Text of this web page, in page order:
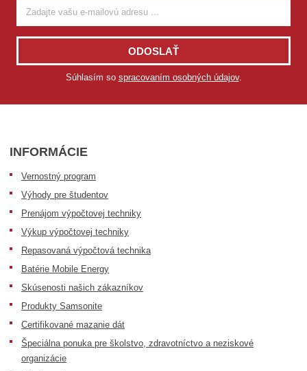
ODOSLAŤ
Súhlasím so spracovaním osobných údajov.
INFORMÁCIE
Vernostný program
Výhody pre študentov
Prenájom výpočtovej techniky
Výkup výpočtovej techniky
Repasovaná výpočtová technika
Batérie Mobile Energy
Skúsenosti našich zákazníkov
Produkty Samsonite
Certifikované mazanie dát
Špeciálna ponuka pre školstvo, zdravotníctvo a neziskové
organizácie